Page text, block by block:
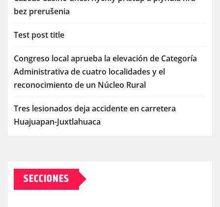
bez prerušenia
Test post title
Congreso local aprueba la elevación de Categoría
Administrativa de cuatro localidades y el
reconocimiento de un Núcleo Rural
Tres lesionados deja accidente en carretera
Huajuapan-Juxtlahuaca
SECCIONES